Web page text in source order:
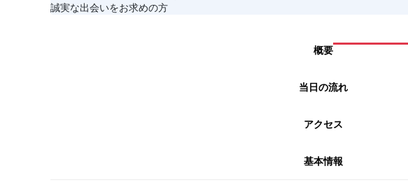
誠実な出会いをお求めの方
概要
当日の流れ
アクセス
基本情報